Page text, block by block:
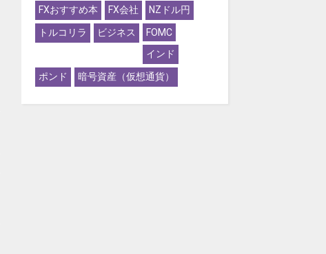
FXおすすめ本 FX会社 NZドル円
トルコリラ ビジネス
FOMC
インド
ポンド 暗号資産（仮想通貨）